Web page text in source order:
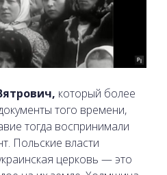
который более
того времени,
тогда воспринимали
Польские власти
церковь — это